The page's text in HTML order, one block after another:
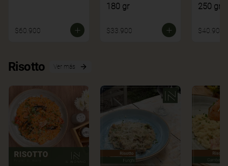
$60.900
180 gr
$33.900
250 gr
$40.900
Risotto Ver más